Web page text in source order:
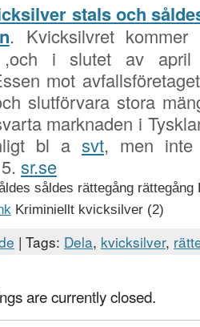
stals och
. Kvicksilvret kommer
,och i slutet av
mot
slutförvara stora
marknaden i
bl a svt, men
sr.se
såldes rättegång rättegång
Kriminiellt kvicksilver (2)
| Tags: Dela, kvicksilver,
are currently closed.